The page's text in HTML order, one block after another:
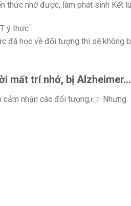
thức nhớ được, làm phát sinh Kết
ý thức
đã học về đối tượng thì sẽ không
mất trí nhớ, bị Alzheimer…
cảm nhận các đối tượng,👉 Nhưng